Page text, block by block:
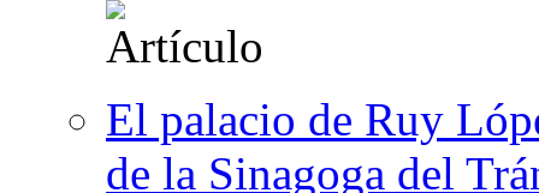
El palacio de Ruy
de la Sinagoga del